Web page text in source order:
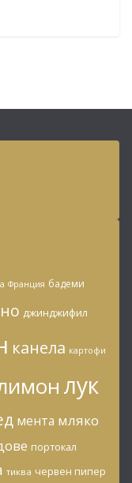
Франция бадеми
джинджифил
канела картофи
лук
мента мляко
портокал
тиква червен пипер